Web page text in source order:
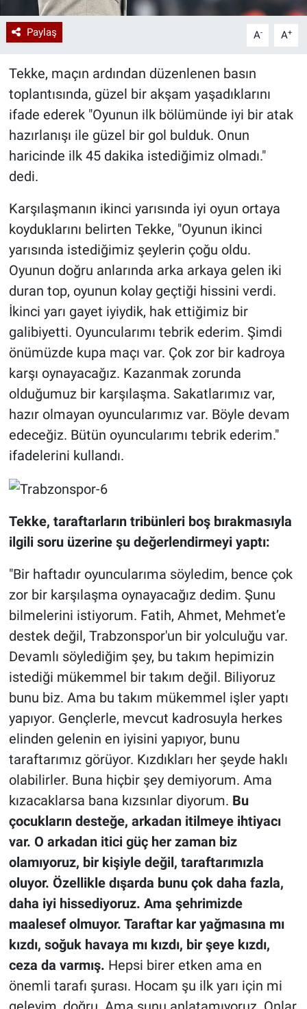
Paylaş A- A+
Tekke, maçın ardından düzenlenen basın
toplantısında, güzel bir akşam yaşadıklarını
ifade ederek "Oyunun ilk bölümünde iyi bir atak
hazırlanışı ile güzel bir gol bulduk. Onun
haricinde ilk 45 dakika istediğimiz olmadı."
dedi.
Karşılaşmanın ikinci yarısında iyi oyun ortaya
koyduklarını belirten Tekke, "Oyunun ikinci
yarısında istediğimiz şeylerin çoğu oldu.
Oyunun doğru anlarında arka arkaya gelen iki
duran top, oyunun kolay geçtiği hissini verdi.
İkinci yarı gayet iyiydik, hak ettiğimiz bir
galibiyetti. Oyuncularımı tebrik ederim. Şimdi
önümüzde kupa maçı var. Çok zor bir kadroya
karşı oynayacağız. Kazanmak zorunda
olduğumuz bir karşılaşma. Sakatlarımız var,
hazır olmayan oyuncularımız var. Böyle devam
edeceğiz. Bütün oyuncularımı tebrik ederim."
ifadelerini kullandı.
Tekke, taraftarların tribünleri boş bırakmasıyla
ilgili soru üzerine şu değerlendirmeyi yaptı:
"Bir haftadır oyuncularıma söyledim, bence çok
zor bir karşılaşma oynayacağız dedim. Şunu
bilmelerini istiyorum. Fatih, Ahmet, Mehmet’e
destek değil, Trabzonspor'un bir yolculuğu var.
Devamlı söylediğim şey, bu takım hepimizin
istediği mükemmel bir takım değil. Biliyoruz
bunu biz. Ama bu takım mükemmel işler yaptı
yapıyor. Gençlerle, mevcut kadrosuyla herkes
elinden gelenin en iyisini yapıyor, bunu
taraftarımız görüyor. Kızdıkları her şeyde haklı
olabilirler. Buna hiçbir şey demiyorum. Ama
kızacaklarsa bana kızsınlar diyorum. Bu
çocukların desteğe, arkadan itilmeye ihtiyacı
var. O arkadan itici güç her zaman biz
olamıyoruz, bir kişiyle değil, taraftarımızla
oluyor. Özellikle dışarda bunu çok daha fazla,
daha iyi hissediyoruz. Ama şehrimizde
maalesef olmuyor. Taraftar kar yağmasına mı
kızdı, soğuk havaya mı kızdı, bir şeye kızdı,
ceza da varmış. Hepsi birer etken ama en
önemli tarafı şurası. Hocam şu ilk yarı için mi
Teknoloji